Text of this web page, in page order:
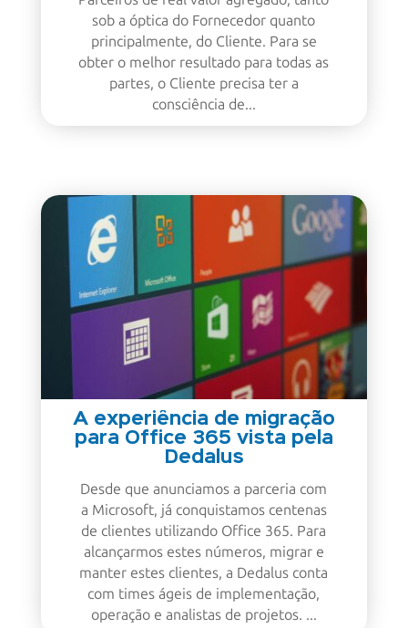
sob a óptica do Fornecedor quanto
principalmente, do Cliente. Para se
obter o melhor resultado para todas as
partes, o Cliente precisa ter a
consciência de...
A experiência de migração
para Office 365 vista pela
Dedalus
Desde que anunciamos a parceria com
a Microsoft, já conquistamos centenas
de clientes utilizando Office 365. Para
alcançarmos estes números, migrar e
manter estes clientes, a Dedalus conta
com times ágeis de implementação,
operação e analistas de projetos. ...